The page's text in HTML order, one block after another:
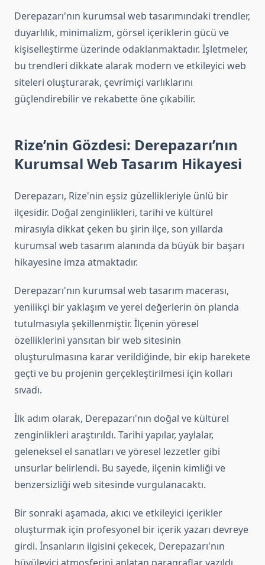
Derepazarı'nın kurumsal web tasarımındaki trendler,
duyarlılık, minimalizm, görsel içeriklerin gücü ve
kişiselleştirme üzerinde odaklanmaktadır. İşletmeler,
bu trendleri dikkate alarak modern ve etkileyici web
siteleri oluşturarak, çevrimiçi varlıklarını
güçlendirebilir ve rekabette öne çıkabilir.
Rize’nin Gözdesi: Derepazarı’nın
Kurumsal Web Tasarım Hikayesi
Derepazarı, Rize'nin eşsiz güzellikleriyle ünlü bir
ilçesidir. Doğal zenginlikleri, tarihi ve kültürel
mirasıyla dikkat çeken bu şirin ilçe, son yıllarda
kurumsal web tasarım alanında da büyük bir başarı
hikayesine imza atmaktadır.
Derepazarı'nın kurumsal web tasarım macerası,
yenilikçi bir yaklaşım ve yerel değerlerin ön planda
tutulmasıyla şekillenmiştir. İlçenin yöresel
özelliklerini yansıtan bir web sitesinin
oluşturulmasına karar verildiğinde, bir ekip harekete
geçti ve bu projenin gerçekleştirilmesi için kolları
sıvadı.
İlk adım olarak, Derepazarı'nın doğal ve kültürel
zenginlikleri araştırıldı. Tarihi yapılar, yaylalar,
geleneksel el sanatları ve yöresel lezzetler gibi
unsurlar belirlendi. Bu sayede, ilçenin kimliği ve
benzersizliği web sitesinde vurgulanacaktı.
Bir sonraki aşamada, akıcı ve etkileyici içerikler
oluşturmak için profesyonel bir içerik yazarı devreye
girdi. İnsanların ilgisini çekecek, Derepazarı'nın